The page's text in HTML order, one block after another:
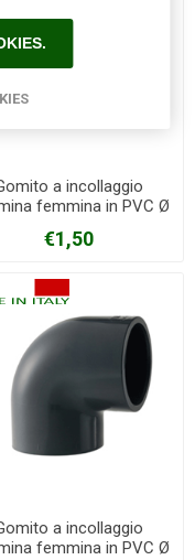
a incollaggio
femmina in PVC Ø
€1,50
a incollaggio
femmina in PVC Ø